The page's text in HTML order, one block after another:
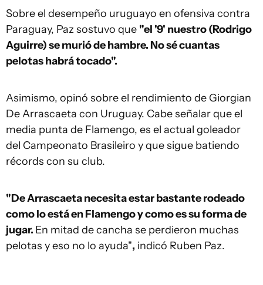
Sobre el desempeño uruguayo en ofensiva contra
Paraguay, Paz sostuvo que "el '9' nuestro (Rodrigo
Aguirre) se murió de hambre. No sé cuantas
pelotas habrá tocado".
Asimismo, opinó sobre el rendimiento de Giorgian
De Arrascaeta con Uruguay. Cabe señalar que el
media punta de Flamengo, es el actual goleador
del Campeonato Brasileiro y que sigue batiendo
récords con su club.
"De Arrascaeta necesita estar bastante rodeado
como lo está en Flamengo y como es su forma de
jugar. En mitad de cancha se perdieron muchas
pelotas y eso no lo ayuda", indicó Ruben Paz.